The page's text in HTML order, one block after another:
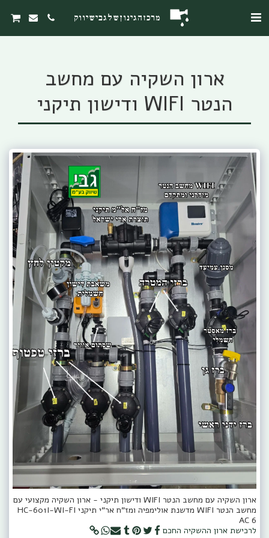
מרכז הגינון של גבי שיווק
ארון השקיה עם מחשב
הנטר WIFI ודישון תיקני
ארון השקיה עם מחשב הנטר WIFI ודישון תיקני - ארון השקיה מקצועי עם
מחשב הנטר WIFI מדשנת אולימפיה ומז"ח אר"י תיקני HC-601I-WI-FI
AC 6
לרכישת ארון ההשקיה החכם